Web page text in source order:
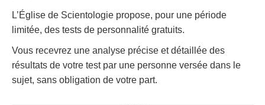
L’Église de Scientologie propose, pour une période
limitée, des tests de personnalité gratuits.
Vous recevrez une analyse précise et détaillée des
résultats de votre test par une personne versée dans le
sujet, sans obligation de votre part.